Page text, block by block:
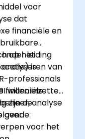
voor
dat
financiële en
op het
van
financiële
leiding
is
professionals
willen inzetten
analyse
over
zijn de
voor het